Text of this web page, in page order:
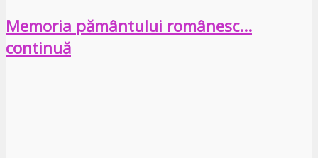
Memoria pământului românesc…
continuă